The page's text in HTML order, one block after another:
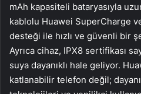
mAh kapasiteli bataryasıyla
kablolu Huawei SuperCharge
desteği ile hızlı ve güvenli bir
Ayrıca cihaz, IPX8 sertifikası
suya dayanıklı hale geliyor.
katlanabilir telefon değil;